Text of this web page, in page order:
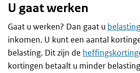
U gaat werken
Gaat u werken? Dan gaat u
inkomen. U kunt een aantal
belasting. Dit zijn de
kortingen betaalt u minder